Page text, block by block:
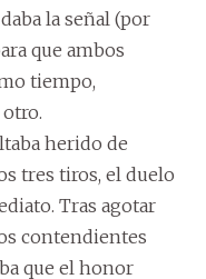
la señal (por
que ambos
tiempo,
herido de
tres tiros, el duelo
Tras agotar
contendientes
que el honor